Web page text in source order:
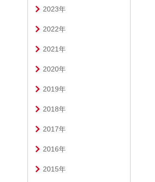
2023年
2022年
2021年
2020年
2019年
2018年
2017年
2016年
2015年